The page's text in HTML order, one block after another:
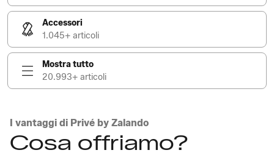
Accessori
1.045+ articoli
Mostra tutto
20.993+ articoli
I vantaggi di Privé by Zalando
Cosa offriamo?